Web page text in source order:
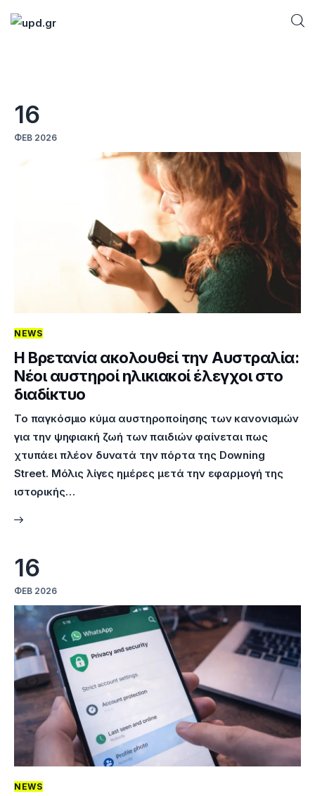
AI news
How To
16
ΦΕΒ 2026
NEWS
Η Βρετανία ακολουθεί την Αυστραλία:
Νέοι αυστηροί ηλικιακοί έλεγχοι στο
διαδίκτυο
Το παγκόσμιο κύμα αυστηροποίησης των κανονισμών
για την ψηφιακή ζωή των παιδιών φαίνεται πως
χτυπάει πλέον δυνατά την πόρτα της Downing
Street. Μόλις λίγες ημέρες μετά την εφαρμογή της
ιστορικής…
16
ΦΕΒ 2026
NEWS